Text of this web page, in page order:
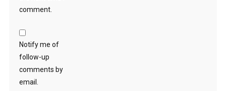
comment.
Notify me of
follow-up
comments by
email.